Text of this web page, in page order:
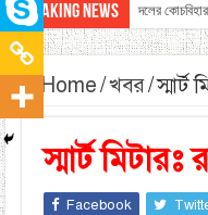
Breaking News দলের
Home/খবর/
স্মার্ট
Facebook